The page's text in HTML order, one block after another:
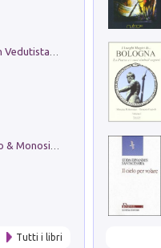
Pietro Bellotti Detto Canaletty. Un Vedutista Veneziano nella Francia dell'Ancien Régime
Tutti i libri